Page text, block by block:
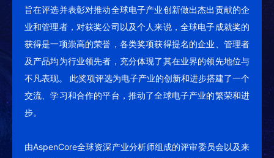
旨在评选并表彰对推动全球电子产业创新做出杰出贡献的企
业和管理者，对获奖公司以及个人来说，全球电子成就奖的
获得是一项崇高的荣誉，各类奖项获得提名的企业、管理者
及产品均为行业领先者，充分体现了其在业界的领先地位与
不凡表现。 此奖项评选为电子产业的创新和进步搭建了一个
交流、学习和合作的平台，推动了全球电子产业的繁荣和进
步。
由AspenCore全球资深产业分析师组成的评审委员会以及来